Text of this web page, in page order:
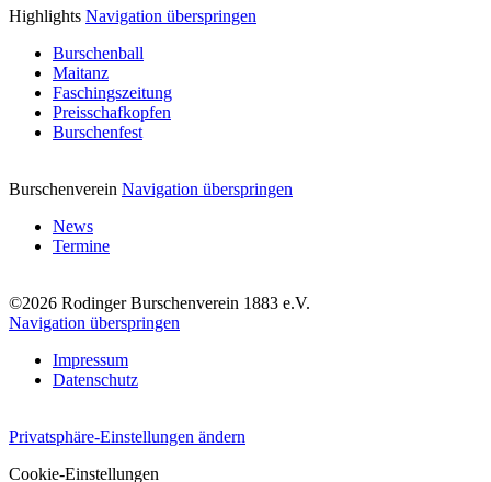
Highlights Navigation überspringen
Burschenball
Maitanz
Faschingszeitung
Preisschafkopfen
Burschenfest
Burschenverein Navigation überspringen
News
Termine
©2026 Rodinger Burschenverein 1883 e.V.
Navigation überspringen
Impressum
Datenschutz
Privatsphäre-Einstellungen ändern
Cookie-Einstellungen